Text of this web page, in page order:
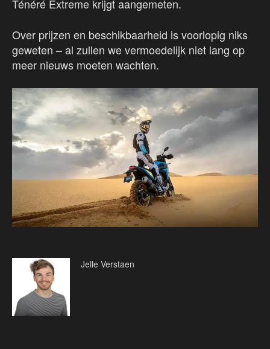
Ténéré Extreme krijgt aangemeten.
Over prijzen en beschikbaarheid is voorlopig niks
geweten – al zullen we vermoedelijk niet lang op
meer nieuws moeten wachten.
Jelle Verstaen